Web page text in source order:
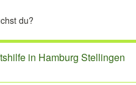
in Hamburg Stellingen